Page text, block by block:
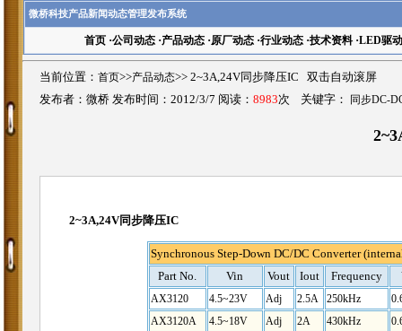
微桥科技产品新闻动态管理发布系统
首页·公司动态·产品动态·原厂动态·行业动态·技术资料·LED驱动
当前位置： 首页>>产品动态>> 2~3A,24V同步降压IC 双击自动滚屏
发布者：微桥 发布时间：2012/3/7 阅读： 8983次 关键字： 同步DC-
2~3A,24V同步降压IC
Synchronous Step-Down DC/DC Converter
Part No.
Vin Vout Iout Frequency
AX3120
4.5~23V Adj 2.5A 250kHz
AX3120A
4.5~18V Adj 2A 430kHz